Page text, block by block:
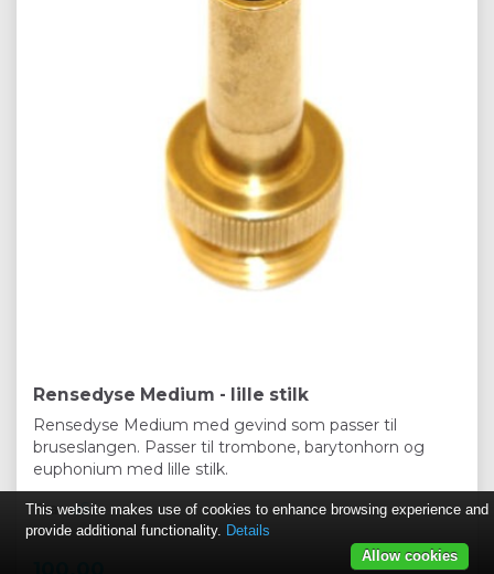
Rensedyse Medium - lille stilk
Rensedyse Medium med gevind som passer til
bruseslangen. Passer til trombone, barytonhorn og
euphonium med lille stilk.
Fra: aS
This website makes use of cookies to enhance browsing experience and
provide additional functionality. Details
Allow cookies